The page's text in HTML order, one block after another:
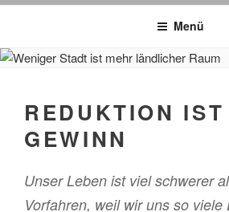
Menü
REDUKTION IST
GEWINN
Unser Leben ist viel schwerer
Vorfahren, weil wir uns so viele